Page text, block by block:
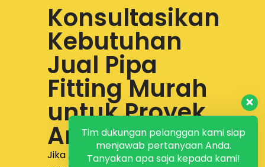
Konsultasikan
Kebutuhan
Jual Pipa
Fitting Murah
untuk Proyek
Anda
Jika Anda sedang mencari supplier
Tim dukungan pelanggan kami siap
menjawab pertanyaan Anda.
Tanyakan apa saja kepada kami!